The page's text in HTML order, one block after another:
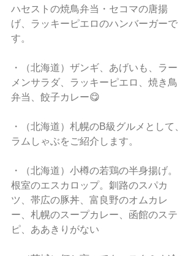
ハセストの焼鳥弁当・セコマの唐揚
げ、ラッキーピエロのハンバーガーで
す。
・（北海道）ザンギ、あげいも、ラー
メンサラダ、ラッキーピエロ、焼き鳥
弁当、餃子カレー😋
・（北海道）札幌のB級グルメとして、
ラムしゃぶをご紹介します。
・（北海道）小樽の若鶏の半身揚げ。
根室のエスカロップ。釧路のスパカ
ツ、帯広の豚丼、富良野のオムカレ
ー、札幌のスープカレー、函館のステ
ピ、ああきりがない